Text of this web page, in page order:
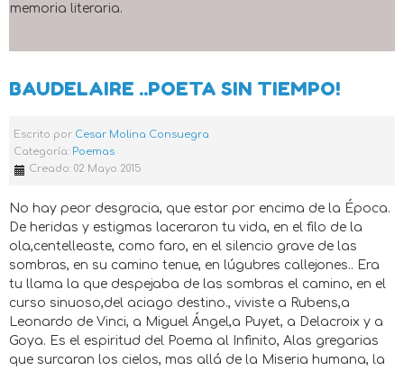
memoria literaria.
BAUDELAIRE ..POETA SIN TIEMPO!
Escrito por Cesar Molina Consuegra
Categoría: Poemas
Creado: 02 Mayo 2015
No hay peor desgracia, que estar por encima de la Época.
De heridas y estigmas laceraron tu vida, en el filo de la
ola,centelleaste, como faro, en el silencio grave de las
sombras, en su camino tenue, en lúgubres callejones.. Era
tu llama la que despejaba de las sombras el camino, en el
curso sinuoso,del aciago destino., viviste a Rubens,a
Leonardo de Vinci, a Miguel Ángel,a Puyet, a Delacroix y a
Goya. Es el espiritud del Poema al Infinito, Alas gregarias
que surcaran los cielos, mas allá de la Miseria humana, la